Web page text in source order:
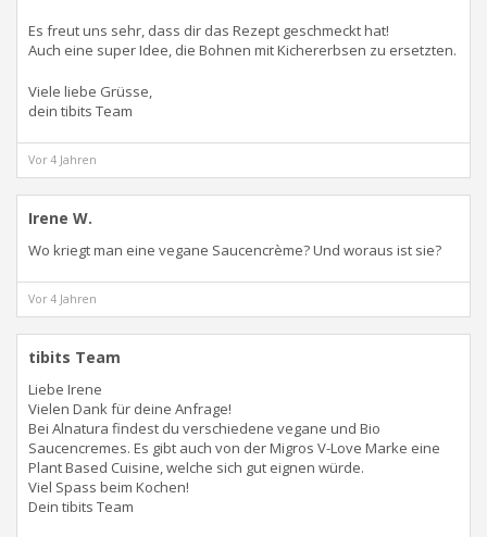
Es freut uns sehr, dass dir das Rezept geschmeckt hat!
Auch eine super Idee, die Bohnen mit Kichererbsen zu ersetzten.
Viele liebe Grüsse,
dein tibits Team
Vor 4 Jahren
Irene W.
Wo kriegt man eine vegane Saucencrème? Und woraus ist sie?
Vor 4 Jahren
tibits Team
Liebe Irene
Vielen Dank für deine Anfrage!
Bei Alnatura findest du verschiedene vegane und Bio
Saucencremes. Es gibt auch von der Migros V-Love Marke eine
Plant Based Cuisine, welche sich gut eignen würde.
Viel Spass beim Kochen!
Dein tibits Team